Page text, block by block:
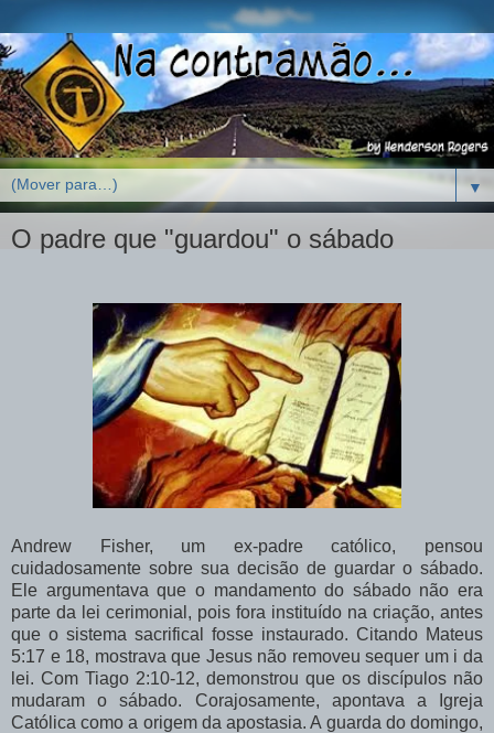
▼
O padre que "guardou" o sábado
Andrew Fisher, um ex-padre católico, pensou
cuidadosamente sobre sua decisão de guardar o sábado.
Ele argumentava que o mandamento do sábado não era
parte da lei cerimonial, pois fora instituído na criação, antes
que o sistema sacrifical fosse instaurado. Citando Mateus
5:17 e 18, mostrava que Jesus não removeu sequer um i da
lei. Com Tiago 2:10-12, demonstrou que os discípulos não
mudaram o sábado. Corajosamente, apontava a Igreja
Católica como a origem da apostasia. A guarda do domingo,